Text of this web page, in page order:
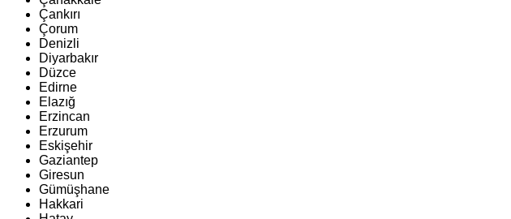
Çankırı
Çorum
Denizli
Diyarbakır
Düzce
Edirne
Elazığ
Erzincan
Erzurum
Eskişehir
Gaziantep
Giresun
Gümüşhane
Hakkari